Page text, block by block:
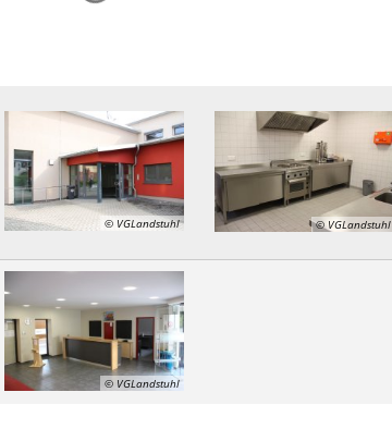
© VGLandstuhl © VGLandstuhl
© VGLandstuhl